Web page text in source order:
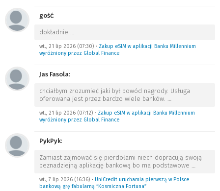
gość:
dokładnie …
wt., 21 lip 2026 (07:30) • Zakup eSIM w aplikacji Banku Millennium
wyróżniony przez Global Finance
Jas Fasola:
chciałbym zrozumieć jaki był powód nagrody. Usługa
oferowana jest przez bardzo wiele banków. …
wt., 21 lip 2026 (07:12) • Zakup eSIM w aplikacji Banku Millennium
wyróżniony przez Global Finance
PykPyk:
Zamiast zajmować się pierdołami niech dopracują swoją
beznadziejną aplikację bankową bo ma podstawowe …
wt., 7 lip 2026 (16:36) • UniCredit uruchamia pierwszą w Polsce
bankową grę fabularną “Kosmiczna Fortuna”